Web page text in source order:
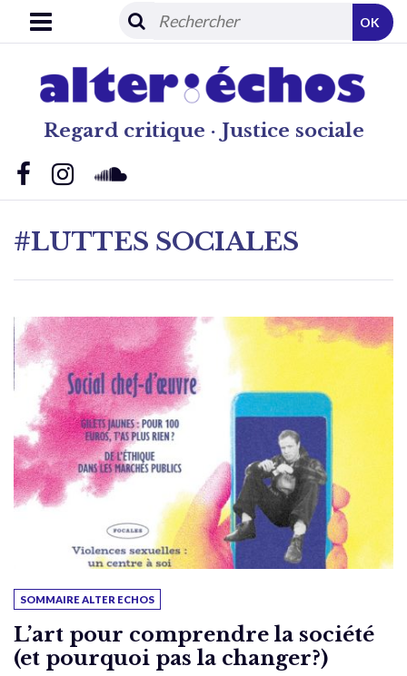
Regard critique · Justice sociale
OK
#LUTTES SOCIALES
SOMMAIRE ALTER ECHOS
L’art pour comprendre la société
(et pourquoi pas la changer?)